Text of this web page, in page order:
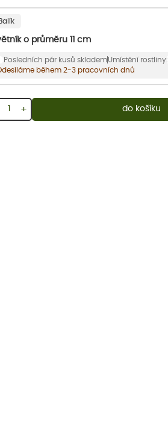
Balík
o průměru 11 cm
Posledních pár kusů sklademUmístění rostliny:
během 2-3 pracovních dnů
+ do košíku